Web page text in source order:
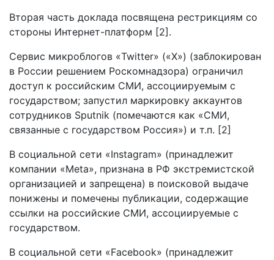
Вторая часть доклада посвящена рестрикциям со
стороны Интернет-платформ [2].
Сервис микроблогов «Twitter» («Х») (заблокирован
в России решением Роскомнадзора) ограничил
доступ к российским СМИ, ассоциируемым с
государством; запустил маркировку аккаунтов
сотрудников Sputnik (помечаются как «СМИ,
связанные с государством Россия») и т.п. [2]
В социальной сети «Instagram» (принадлежит
компании «Meta», признана в РФ экстремистской
организацией и запрещена) в поисковой выдаче
понижены и помечены публикации, содержащие
ссылки на российские СМИ, ассоциируемые с
государством.
В социальной сети «Facebook» (принадлежит